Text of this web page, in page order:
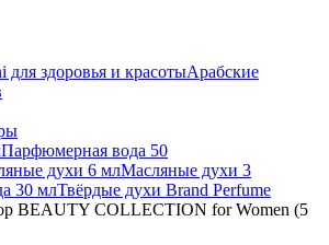
для здоровья и красотыАрабские
Парфюмерная вода 50
духи 6 млМасляные духи 3
30 млТвёрдые духи Brand Perfume
BEAUTY COLLECTION for Women (5